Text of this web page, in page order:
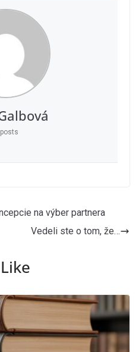
na výber partnera
Vedeli ste o tom, že…